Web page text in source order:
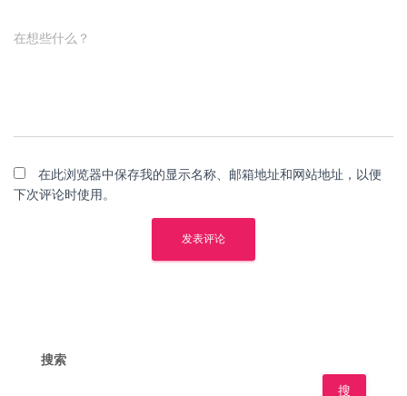
在想些什么？
在此浏览器中保存我的显示名称、邮箱地址和网站地址，以便
下次评论时使用。
搜索
搜